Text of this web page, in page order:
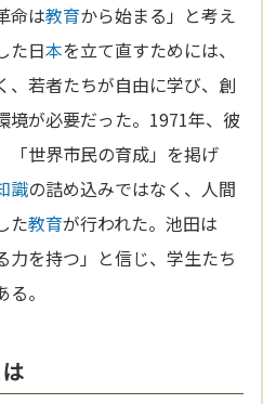
命は教育から始まる」と考え
た日本を立て直すためには、
、若者たちが自由に学び、創
境が必要だった。1971年、彼
「世界市民の育成」を掲げ
識の詰め込みではなく、人間
た教育が行われた。池田は
力を持つ」と信じ、学生たち
。